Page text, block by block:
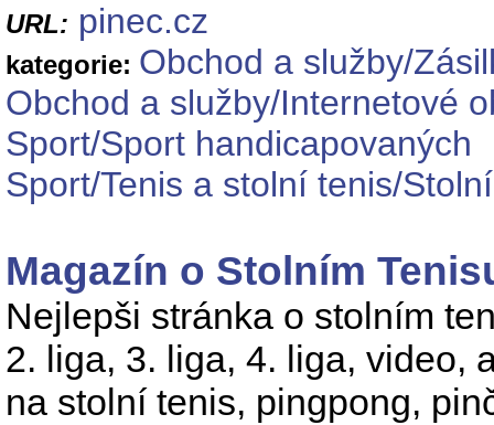
URL: pinec.cz
kategorie: Obchod a služby/
Obchod a služby/Internetové
Sport/Sport handicapovaných
Sport/Tenis a stolní tenis/
Magazín o Stolním
Nejlepši stránka o stolním
2. liga, 3. liga, 4. liga, video,
na stolní tenis, pingpong,